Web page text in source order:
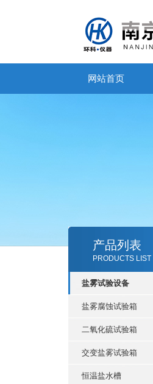
网站首页
产品列表
PRODUCTS LIST
盐雾试验设备
盐雾腐蚀试验箱
二氧化硫试验箱
交变盐雾试验箱
恒温盐水槽